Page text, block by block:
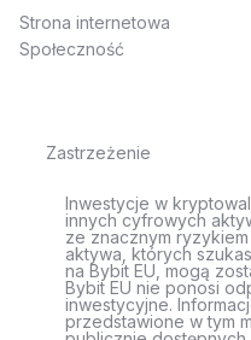
Strona internetowa
Społeczność
Zastrzeżenie
Inwestycje w
innych cyfrowych
ze znacznym
aktywa, których
na Bybit EU, mogą
Bybit EU nie ponosi
inwestycyjne.
przedstawione w tym